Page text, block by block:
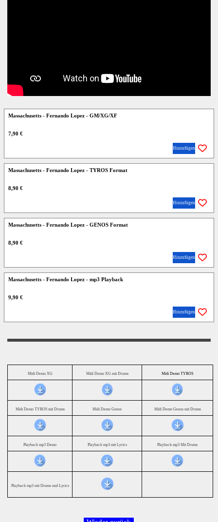
Massachusetts - Fernando Lopez - GM/XG/XF
7,90 €
Hinzufügen
Massachusetts - Fernando Lopez - TYROS Format
8,90 €
Hinzufügen
Massachusetts - Fernando Lopez - GENOS Format
8,90 €
Hinzufügen
Massachusetts - Fernando Lopez - mp3 Playback
9,90 €
Hinzufügen
Midi Demo XG Midi Demo XG mit Drums Midi Demo TYROS
Midi Demo TYROS mit Drums Midi Demo Genos Midi Demo Genos mit Drums
Playback mp3 Demo Playback mp3 mit Lyrics Playback mp3 Mit Drums
Playback mp3 mit Drums und Lyrics